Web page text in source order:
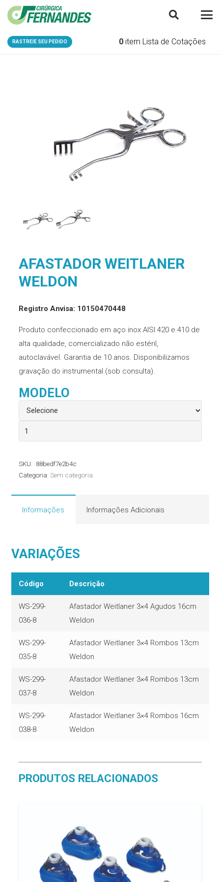
RASTREIE SEU PEDIDO 0 item Lista de Cotações
AFASTADOR WEITLANER
WELDON
Registro Anvisa: 10150470448
Produto confeccionado em aço inox AISI 420 e 410 de
alta qualidade, comercializado não estéril,
autoclavável. Garantia de 10 anos. Disponibilizamos
gravação do instrumental (sob consulta).
MODELO
Afastador
Weitlaner
quantidade
SKU: 88bedf7e2b4c
Categoria: Sem categoria
Informações Informações Adicionais
VARIAÇÕES
Código Descrição
WS-299-
036-8
Afastador Weitlaner 3×4 Agudos 16cm
Weldon
WS-299-
035-8
Afastador Weitlaner 3×4 Rombos 13cm
Weldon
WS-299-
037-8
Afastador Weitlaner 3×4 Rombos 13cm
Weldon
WS-299-
038-8
Afastador Weitlaner 3×4 Rombos 16cm
Weldon
PRODUTOS RELACIONADOS